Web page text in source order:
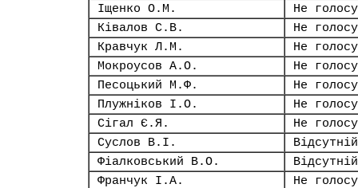
Іщенко О.М.
Не
Ківалов С.В.
Не
Кравчук Л.М.
Не
Мокроусов А.О.
Не
Песоцький М.Ф.
Не
Плужніков І.О.
Не
Сігал Є.Я.
Не
Суслов В.І.
Відсутній
Фіалковський В.О.
Відсутній
Франчук І.А.
Не